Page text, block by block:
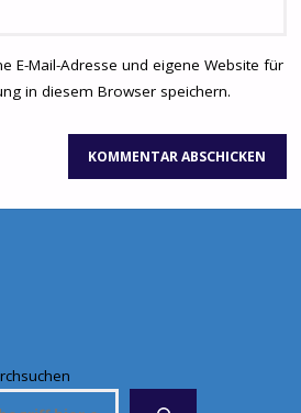
E-Mail-Adresse und eigene Website für
in diesem Browser speichern.